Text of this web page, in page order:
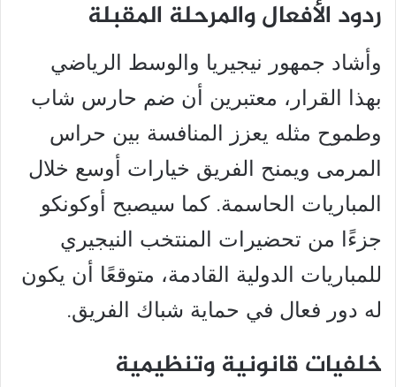
ردود الأفعال والمرحلة المقبلة
وأشاد جمهور نيجيريا والوسط الرياضي
بهذا القرار، معتبرين أن ضم حارس شاب
وطموح مثله يعزز المنافسة بين حراس
المرمى ويمنح الفريق خيارات أوسع خلال
المباريات الحاسمة. كما سيصبح أوكونكو
جزءًا من تحضيرات المنتخب النيجيري
للمباريات الدولية القادمة، متوقعًا أن يكون
له دور فعال في حماية شباك الفريق.
خلفيات قانونية وتنظيمية